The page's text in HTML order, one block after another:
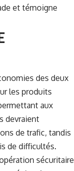
et témoigne
des deux
les produits
aux
devraient
de trafic, tandis
de difficultés.
sécuritaire